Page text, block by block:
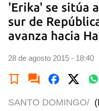
'Erika' se sitúa
sur de
avanza hacia
28 de agosto 2015 - 18:40
SANTO DOMINGO/